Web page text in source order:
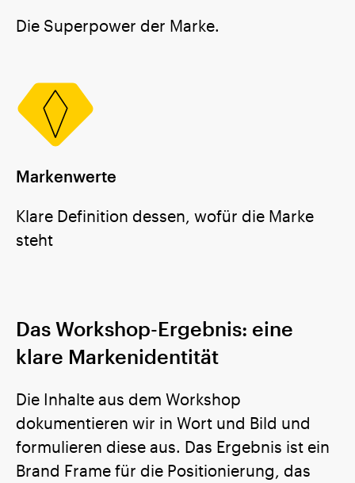
Die Superpower der Marke.
Markenwerte
Klare Definition dessen, wofür die Marke
steht
Das Workshop-Ergebnis: eine
klare Markenidentität
Die Inhalte aus dem Workshop
dokumentieren wir in Wort und Bild und
formulieren diese aus. Das Ergebnis ist ein
Brand Frame für die Positionierung, das